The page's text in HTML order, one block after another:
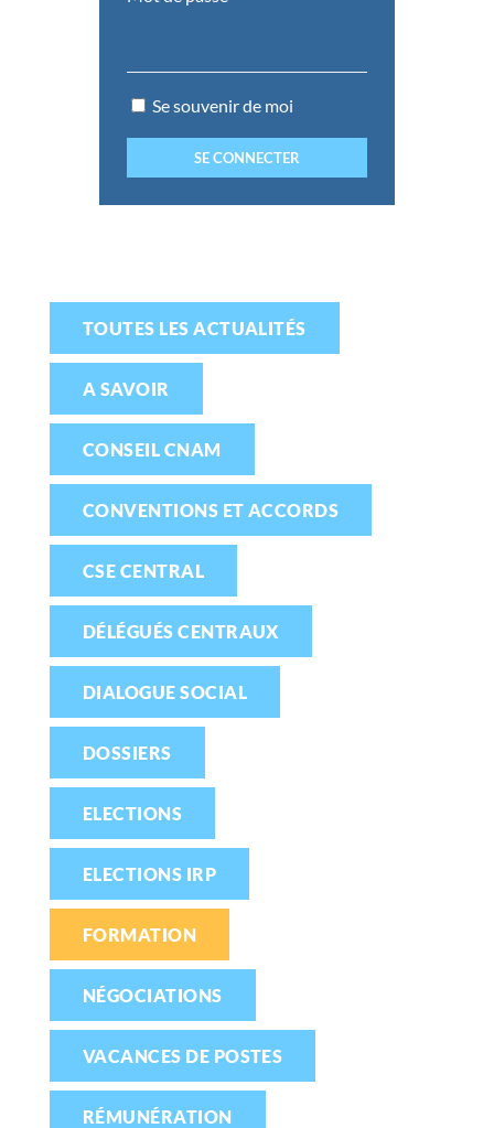
Se souvenir de moi
TOUTES LES ACTUALITÉS
A SAVOIR
CONSEIL CNAM
CONVENTIONS ET ACCORDS
CSE CENTRAL
DÉLÉGUÉS CENTRAUX
DIALOGUE SOCIAL
DOSSIERS
ELECTIONS
ELECTIONS IRP
FORMATION
NÉGOCIATIONS
VACANCES DE POSTES
RÉMUNÉRATION